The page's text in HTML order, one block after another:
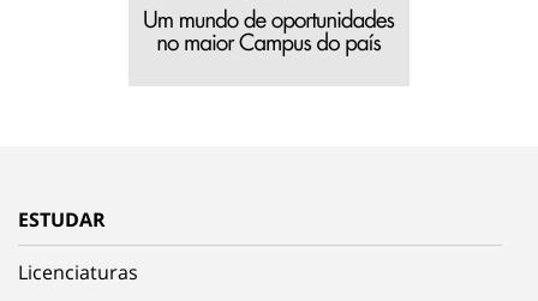
ESTUDAR
Licenciaturas